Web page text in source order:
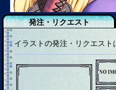
発注・リクエスト
イラストの発注・リクエスト